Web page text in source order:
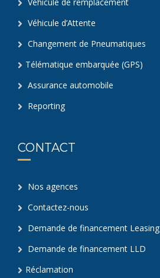
Véhicule d’Attente
Changement de Pneumatiques
Télématique embarquée (GPS)
Assurance automobile
Reporting
CONTACT
Nos agences
Contactez-nous
Demande de financement Leasing
Demande de financement LLD
Réclamation